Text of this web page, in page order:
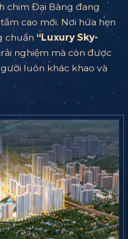
chim Đại Bàng đang
cao mới. Nơi hứa hẹn
chuẩn “Luxury Sky-
nghiệm mà còn được
luôn khác khao và